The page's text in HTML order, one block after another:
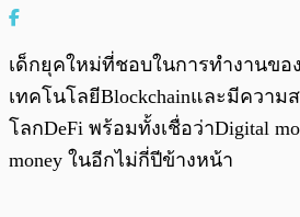
เด็กยุคใหม่ที่ชอบในการทำงานของ
เทคโนโลยีBlockchainและมีควา
โลกDeFi พร้อมทั้งเชื่อว่าDigital
money ในอีกไม่กี่ปีข้างหน้า